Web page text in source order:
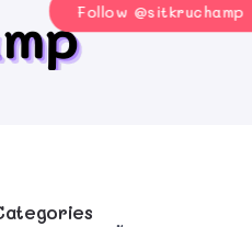
Follow @sitkruchamp